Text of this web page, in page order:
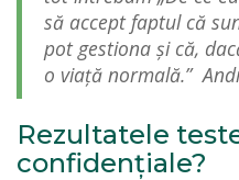
să accept faptul că
pot gestiona și că,
o viață normală.”
Rezultatele
confidențiale?